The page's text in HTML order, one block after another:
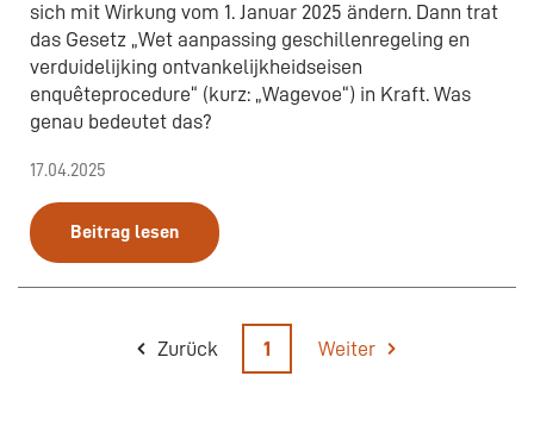
sich mit Wirkung vom 1. Januar 2025 ändern. Dann trat
das Gesetz „Wet aanpassing geschillenregeling en
verduidelijking ontvankelijkheidseisen
enquêteprocedure“ (kurz: „Wagevoe“) in Kraft. Was
genau bedeutet das?
17.04.2025
Beitrag lesen
Zurück 1 Weiter